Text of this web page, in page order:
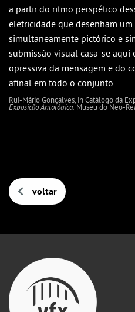
a partir do ritmo perspético
eletricidade que desenham
simultaneamente pictórico e
submissão visual casa-se
opressiva da mensagem e do
afinal em todo o conjunto.
Rui-Mário Gonçalves, in Catálogo da
Exposição Antológica,Museu do Neo-
voltar